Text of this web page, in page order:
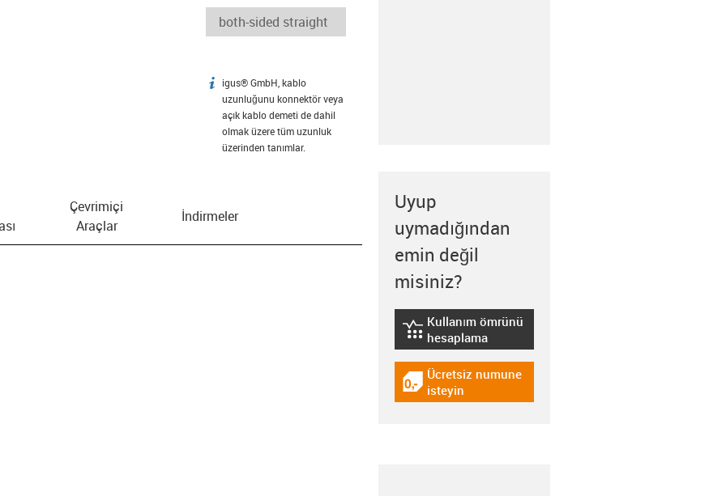
igus-icon-info
igus® GmbH, kablo
uzunluğunu konnektör veya
açık kablo demeti de dahil
olmak üzere tüm uzunluk
üzerinden tanımlar.
Çevrimiçi
Araçlar
İndirmeler
Uyup
uymadığından
emin değil
misiniz?
igus-icon-lebensdauerrechner
Kullanım ömrünü
hesaplama
igus-icon-gratismuster
Ücretsiz numune
isteyin